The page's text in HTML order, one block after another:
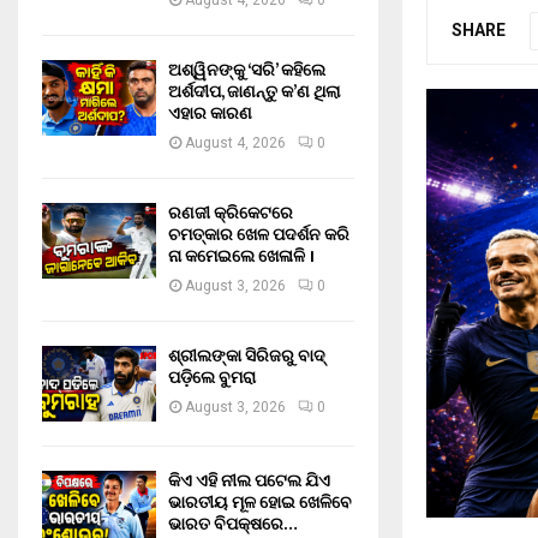
SHARE
ଅଶ୍ୱିନଙ୍କୁ ‘ସରି’ କହିଲେ
ଅର୍ଶଦୀପ, ଜାଣନ୍ତୁ କ’ଣ ଥିଲା
ଏହାର କାରଣ
August 4, 2026 0
ରଣଜୀ କ୍ରିକେଟରେ
ଚମତ୍କାର ଖେଳ ପଦର୍ଶନ କରି
ନା କମେଇଲେ ଖେଳାଳି ।
August 3, 2026 0
ଶ୍ରୀଲଙ୍କା ସିରିଜରୁ ବାଦ୍
ପଡ଼ିଲେ ବୁମରା
August 3, 2026 0
କିଏ ଏହି ନୀଲ ପଟେଲ ଯିଏ
ଭାରତୀୟ ମୂଳ ହୋଇ ଖେଳିବେ
ଭାରତ ବିପକ୍ଷରେ…